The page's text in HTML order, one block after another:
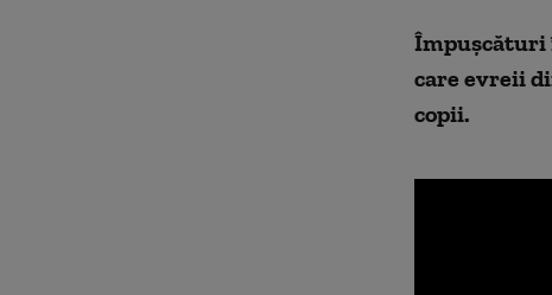
Împușcături
care evreii
copii.